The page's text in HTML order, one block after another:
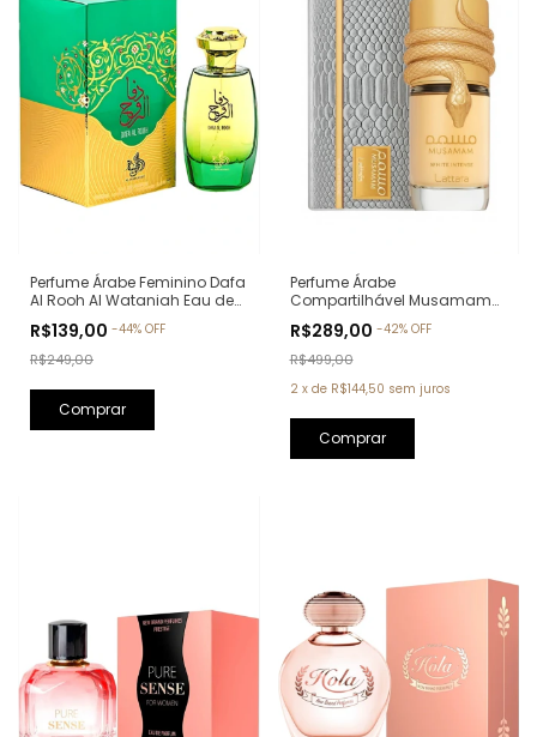
Perfume Árabe Feminino Dafa
Al Rooh Al Wataniah Eau de
R$139,00 -44% OFF
R$249,00
Perfume Árabe
Compartilhável Musamam
Parfum - 100ml
R$289,00 -42% OFF
R$499,00
2 x de R$144,50 sem juros